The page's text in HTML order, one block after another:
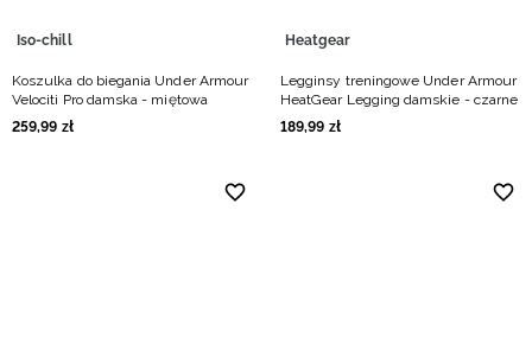
Iso-chill
Koszulka do biegania Under Armour
Velociti Pro damska - miętowa
259,99 zł
Heatgear
Legginsy treningowe Under Armour
HeatGear Legging damskie - czarne
189,99 zł